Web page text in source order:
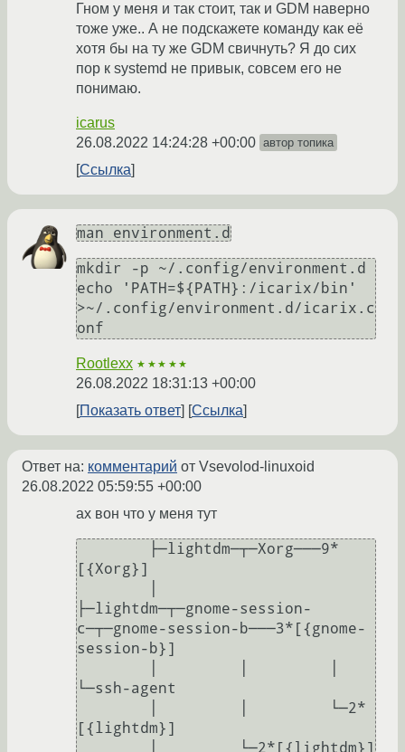
Гном у меня и так стоит, так и GDM наверно
тоже уже.. А не подскажете команду как её
хотя бы на ту же GDM свичнуть? Я до сих
пор к systemd не привык, совсем его не
понимаю.
icarus
26.08.2022 14:24:28 +00:00 автор топика
Ссылка
man environment.d
mkdir -p ~/.config/environment.d
echo 'PATH=${PATH}:/icarix/bin'
>~/.config/environment.d/icarix.c
Rootlexx ★★★★★
26.08.2022 18:31:13 +00:00
Показать ответ
Ссылка
Ответ на: комментарий от Vsevolod-linuxoid
26.08.2022 05:59:55 +00:00
ах вон что у меня тут
[{Xorg}]
├─lightdm─┬─gnome-session-
c─┬─gnome-session-b───3*[{gnome-
session-b}]
└─ssh-agent
[{lightdm}]